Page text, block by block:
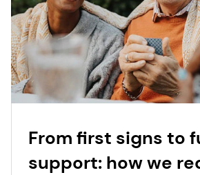
From first signs to
support: how we